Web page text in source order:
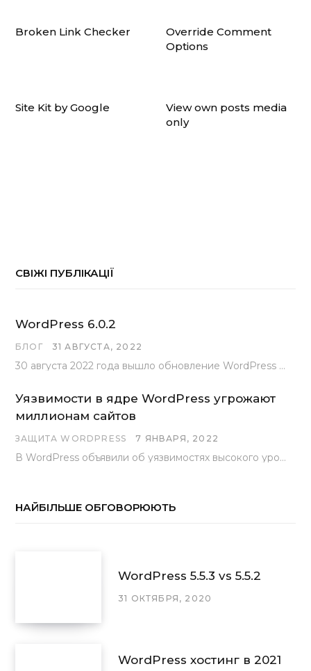
Broken Link Checker
Override Comment
Options
Site Kit by Google
View own posts media
only
СВІЖІ ПУБЛІКАЦІЇ
WordPress 6.0.2
БЛОГ 31 АВГУСТА, 2022
30 августа 2022 года вышло обновление WordPress под номером 6.0.2 . Эта версия доступна для скачивания с сайта wordpress.org…
Уязвимости в ядре WordPress угрожают
миллионам сайтов
ЗАЩИТА WORDPRESS 7 ЯНВАРЯ, 2022
В WordPress объявили об уязвимостях высокого уровня, найденных основной командой разработчиков. В сообщении говорится, что…
НАЙБІЛЬШЕ ОБГОВОРЮЮТЬ
WordPress 5.5.3 vs 5.5.2
31 ОКТЯБРЯ, 2020
WordPress хостинг в 2021